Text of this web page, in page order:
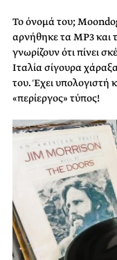
Το όνομά του;
αρνήθηκε τα MP3 και
γνωρίζουν ότι πίνει
Ιταλία σίγουρα
του. Έχει υπολογιστή
«περίεργος» τύπος!